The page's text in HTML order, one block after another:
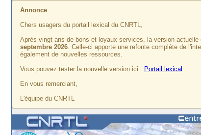
Annonce
Chers usagers du portail lexical du CNRTL,
Après vingt ans de bons et loyaux services, la version
septembre 2026. Celle-ci apporte une refonte complète de
également de nouvelles ressources.
Vous pouvez tester la nouvelle version ici : Portail lexical
En vous remerciant,
L'équipe du CNRTL